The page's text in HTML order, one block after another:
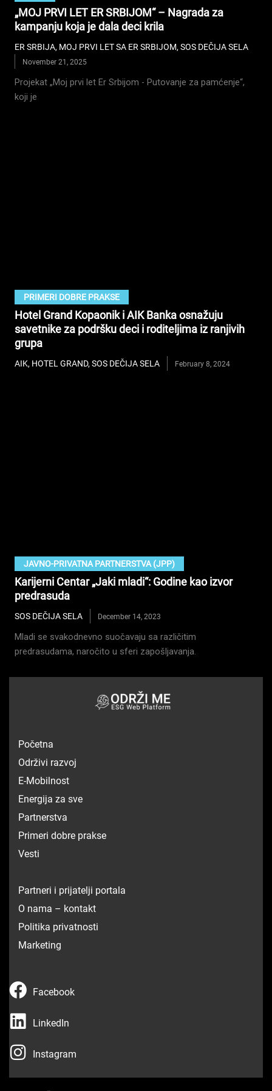
„MOJ PRVI LET ER SRBIJOM“ – Nagrada za
kampanju koja je dala deci krila
ER SRBIJA, MOJ PRVI LET SA ER SRBIJOM,SOS DEČIJA SELA
November 21, 2025
Projekat „Moj prvi let Er Srbijom - Putovanje za pamćenje“,
koji je
PRIMERI DOBRE PRAKSE
Hotel Grand Kopaonik i AIK Banka osnažuju
savetnike za podršku deci i roditeljima iz ranjivih
grupa
AIK, HOTEL GRAND,SOS DEČIJA SELA February 8, 2024
JAVNO-PRIVATNA PARTNERSTVA (JPP)
Karijerni Centar „Jaki mladi“: Godine kao izvor
predrasuda
SOS DEČIJA SELA December 14, 2023
Mladi se svakodnevno suočavaju sa različitim
predrasudama, naročito u sferi zapošljavanja.
Početna
Održivi razvoj
E-Mobilnost
Energija za sve
Partnerstva
Primeri dobre prakse
Vesti
Partneri i prijatelji portala
O nama – kontakt
Politika privatnosti
Marketing
F
a
c
e
b
o
Facebook
L
i
n
k
LinkedIn
I
Instagram